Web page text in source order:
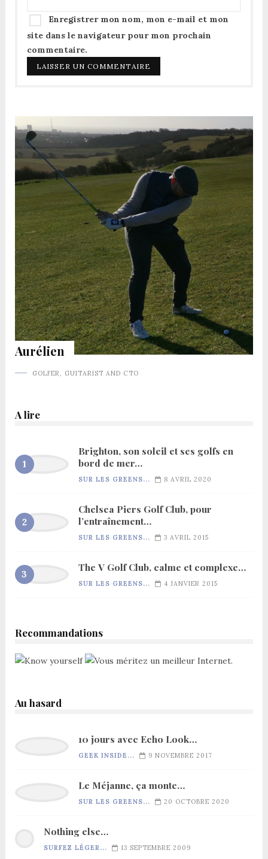
Enregistrer mon nom, mon e-mail et mon
site dans le navigateur pour mon prochain
commentaire.
Aurélien
GOLFER, GUITARIST AND CTO
A lire
Brighton, son soleil et ses golfs en
bord de mer…
SUR LES GREENS... 8 AVRIL 2020
Chelsea Piers Golf Club, pour
l’entraînement…
SUR LES GREENS... 3 AVRIL 2015
The V Golf Club, calme et complexe…
SUR LES GREENS... 4 JANVIER 2015
Recommandations
Au hasard
10 jours avec Echo Look…
GEEK INSIDE... 9 NOVEMBRE 2017
Le Méjanne, ça monte…
SUR LES GREENS... 20 OCTOBRE 2020
Nothing else…
SURFEZ LÉGER... 13 SEPTEMBRE 2009